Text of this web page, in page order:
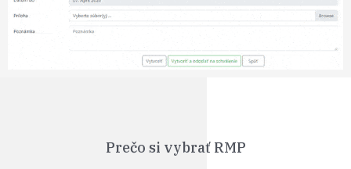
Prečo si vybrať RMP